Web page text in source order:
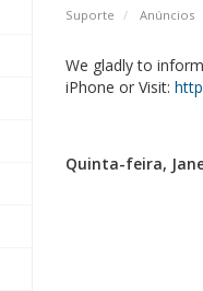
Suporte Anúncios
We gladly to
iPhone or Visit:
Quinta-feira,